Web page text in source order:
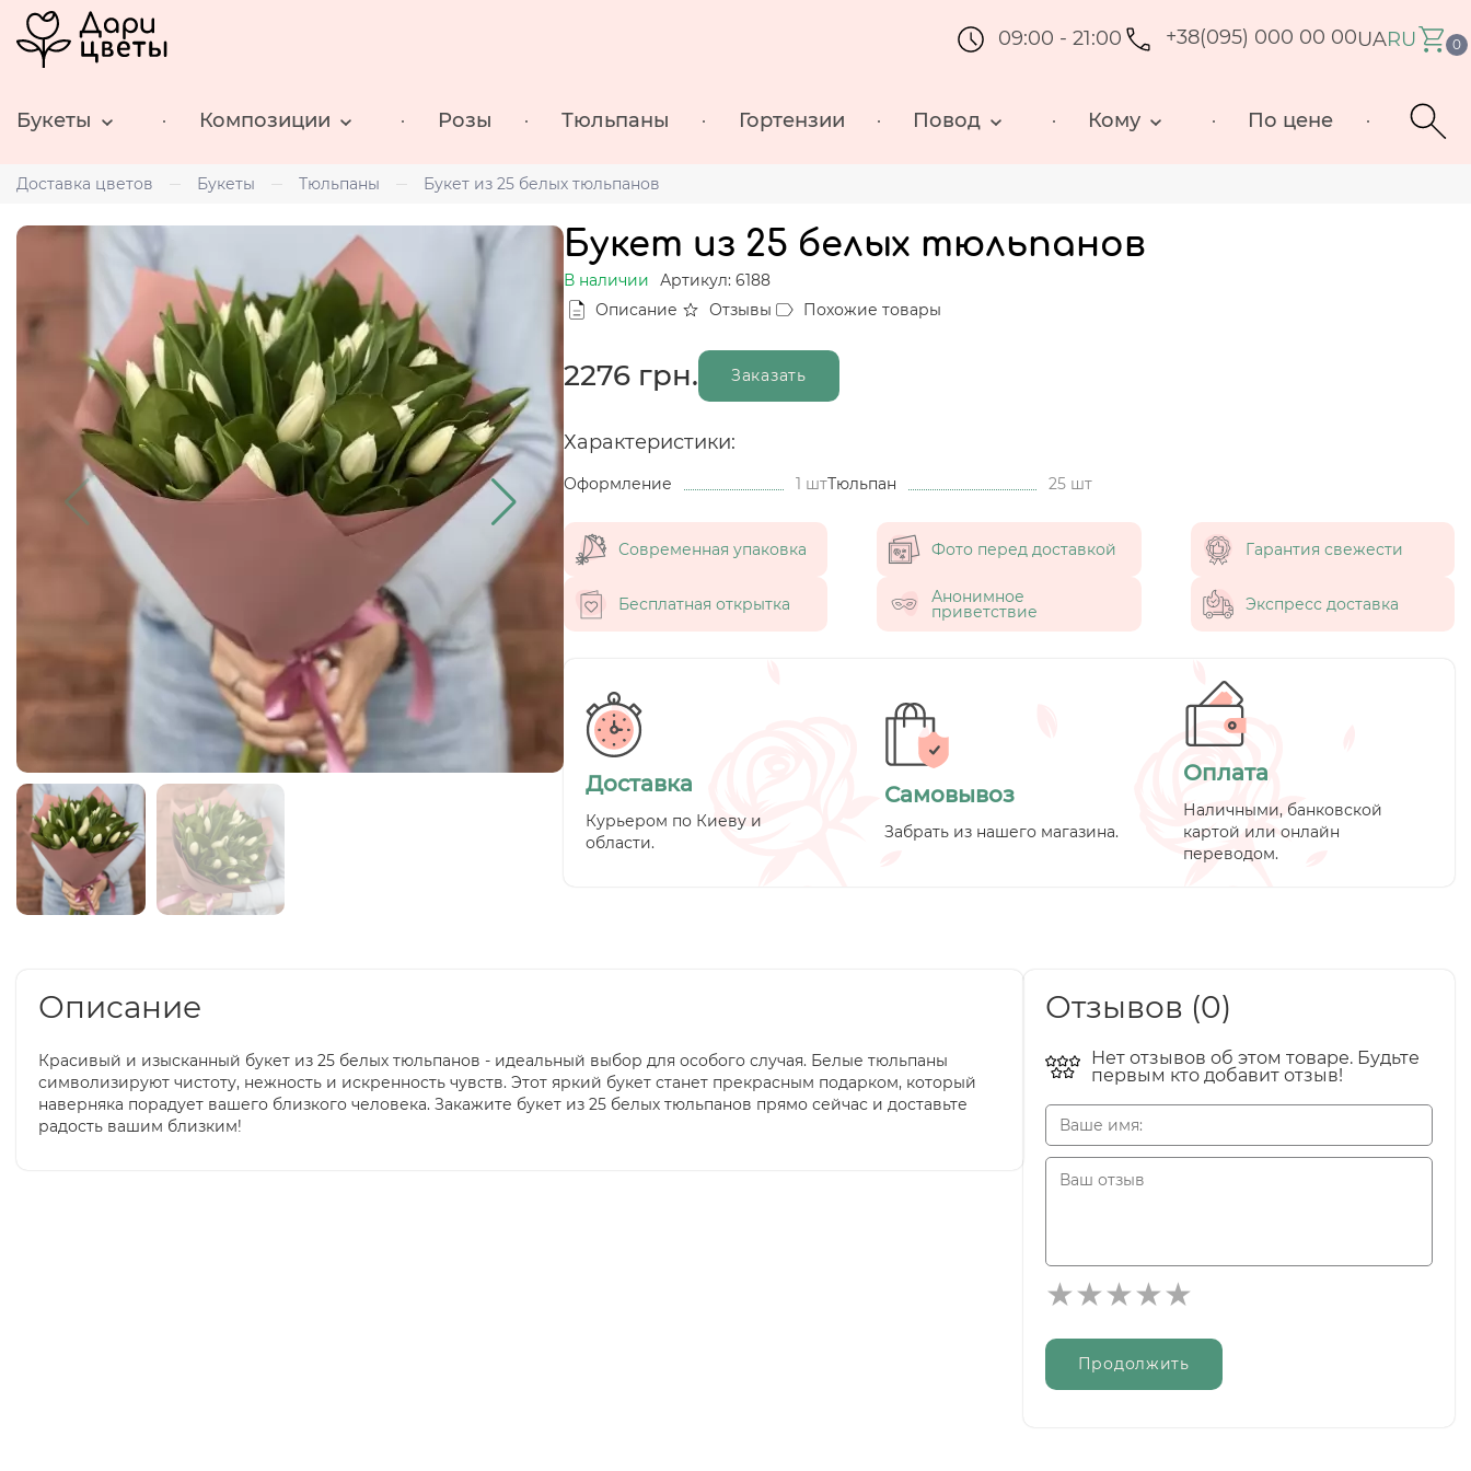
09:00 - 21:00 +38(095) 000 00 00UARU 0
Букеты Композиции Розы Тюльпаны Гортензии Повод Кому По цене
Доставка цветов Букеты Тюльпаны Букет из 25 белых тюльпанов
Букет из 25 белых тюльпанов
В наличии
Артикул: 6188
Описание
Отзывы Похожие товары
2276 грн. Заказать
Характеристики:
Оформление 1 штТюльпан 25 шт
Современная упаковка Фото перед доставкой Гарантия свежести
Бесплатная открытка Анонимное
приветствие Экспресс доставка
Доставка
Курьером по Киеву и
области.
Самовывоз
Забрать из нашего магазина.
Оплата
Наличными, банковской
картой или онлайн
переводом.
Описание
Красивый и изысканный букет из 25 белых тюльпанов - идеальный выбор для особого случая. Белые тюльпаны
символизируют чистоту, нежность и искренность чувств. Этот яркий букет станет прекрасным подарком, который
наверняка порадует вашего близкого человека. Закажите букет из 25 белых тюльпанов прямо сейчас и доставьте
радость вашим близким!
Отзывов (0)
Нет отзывов об этом товаре. Будьте
первым кто добавит отзыв!
Продолжить